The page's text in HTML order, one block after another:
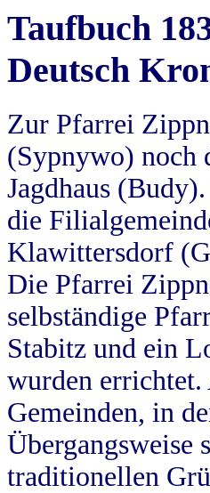
Taufbuch
Deutsch
Zur Pfarrei
(Sypnywo) noch
Jagdhaus
die
Klawittersdorf
Die Pfarrei
selbständige
Stabitz und ein
wurden errichtet.
Gemeinden, in
Übergangsweise
traditionellen